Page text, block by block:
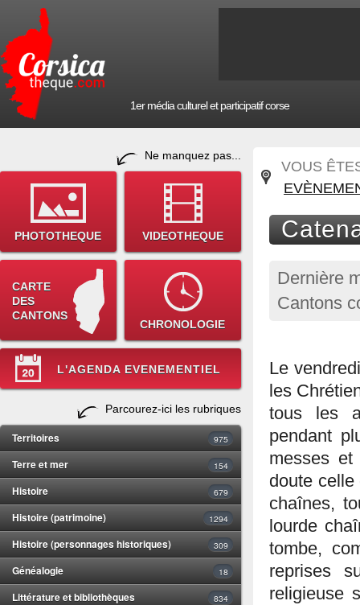
1er média culturel et participatif corse
Ne manquez pas...
PHOTOTHEQUE VIDEOTHEQUE
CARTE
DES
CANTONS
CHRONOLOGIE
L'AGENDA EVENEMENTIEL
Parcourez-ici les rubriques
Territoires 975
Terre et mer 154
Histoire 679
Histoire (patrimoine) 1294
Histoire (personnages historiques) 309
Généalogie 18
Littérature et bibliothèques 834
VOUS
Dernière
Cantons
Le
les
tous les
pendant
messes
doute
chaînes,
lourde
tombe,
reprises
religieuse